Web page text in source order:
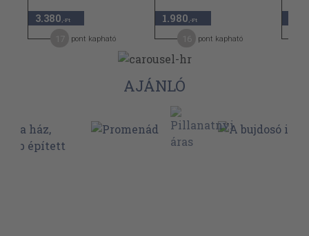
3.380 ,-Ft
pont kapható
1.980 ,-Ft
pont kapható
AJÁNLÓ